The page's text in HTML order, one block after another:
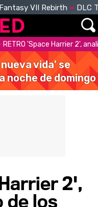
VII Rebirth DLC
RETRO 'Space Harrier 2',
vida' se
noche de domingo
2',
de los